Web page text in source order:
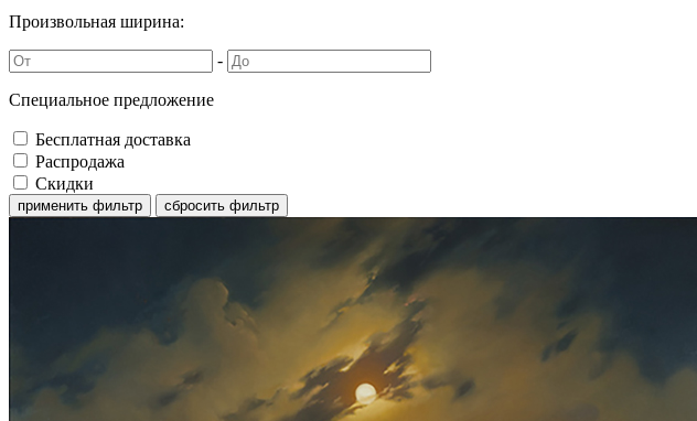
Произвольная ширина:
-
Специальное предложение
Бесплатная доставка
Распродажа
Скидки
применить фильтр сбросить фильтр